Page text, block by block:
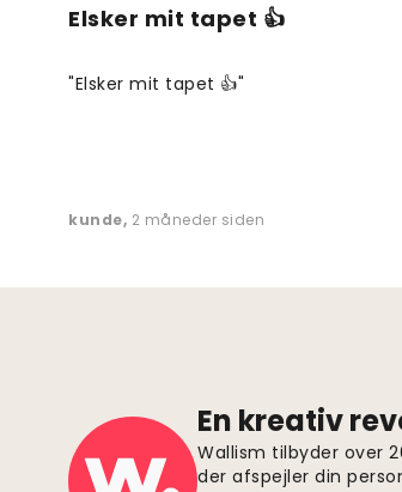
Elsker mit tapet 👍
"Elsker mit tapet 👍"
kunde, 2 måneder siden
En kreativ
Wallism tilbyder over
der afspejler din